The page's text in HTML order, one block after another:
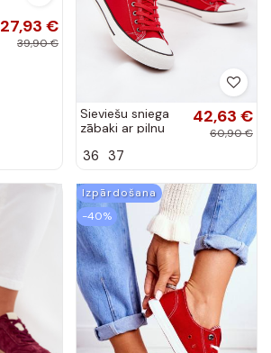
27,93 €
39,90 €
Sieviešu sniega
zābaki ar pilnu
Star SS274060
42,63 €
60,90 €
36 37
Izpārdošana
-40%